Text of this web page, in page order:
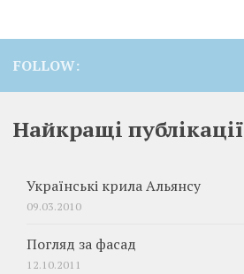
FOLLOW:
Найкращі публікації
Українські крила Альянсу
09.03.2010
Погляд за фасад
12.10.2011